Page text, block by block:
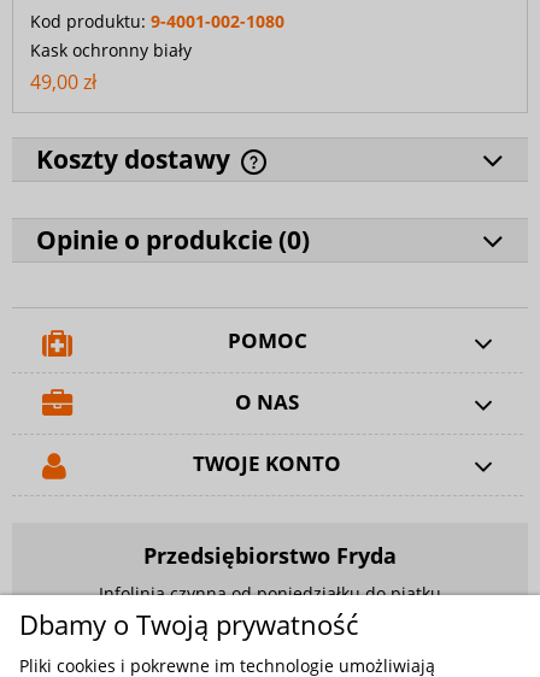
Kod produktu: 9-4001-002-1080
Kask ochronny biały
49,00 zł
Koszty dostawy
Opinie o produkcie (0)
POMOC
O NAS
TWOJE KONTO
Przedsiębiorstwo Fryda
Infolinia czynna od poniedziałku do piątku
w godzinach 9.00 - 17.00
881 703 704
Dbamy o Twoją prywatność
Pliki cookies i pokrewne im technologie umożliwiają